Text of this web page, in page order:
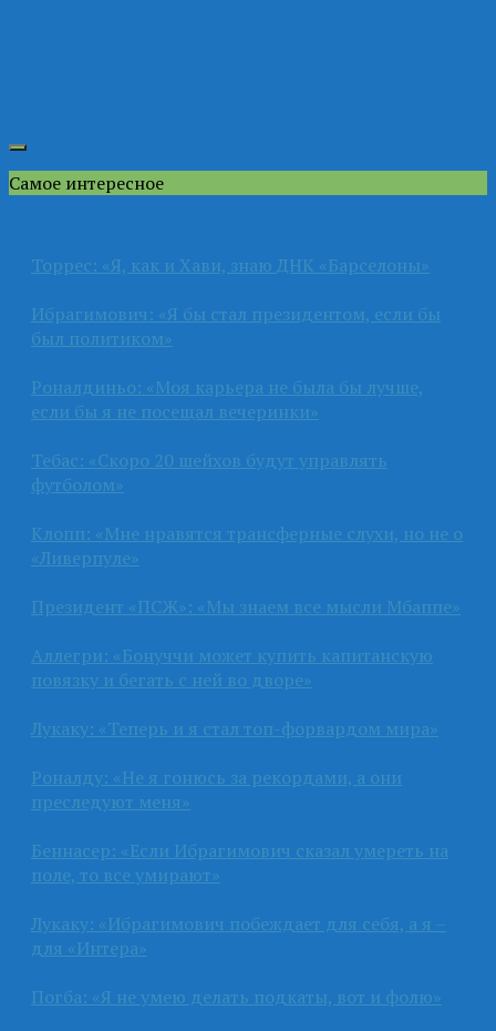
Самое интересное
Торрес: «Я, как и Хави, знаю ДНК «Барселоны»
Ибрагимович: «Я бы стал президентом, если бы
был политиком»
Роналдиньо: «Моя карьера не была бы лучше,
если бы я не посещал вечеринки»
Тебас: «Скоро 20 шейхов будут управлять
футболом»
Клопп: «Мне нравятся трансферные слухи, но не о
«Ливерпуле»
Президент «ПСЖ»: «Мы знаем все мысли Мбаппе»
Аллегри: «Бонуччи может купить капитанскую
повязку и бегать с ней во дворе»
Лукаку: «Теперь и я стал топ-форвардом мира»
Роналду: «Не я гонюсь за рекордами, а они
преследуют меня»
Беннасер: «Если Ибрагимович сказал умереть на
поле, то все умирают»
Лукаку: «Ибрагимович побеждает для себя, а я –
для «Интера»
Погба: «Я не умею делать подкаты, вот и фолю»